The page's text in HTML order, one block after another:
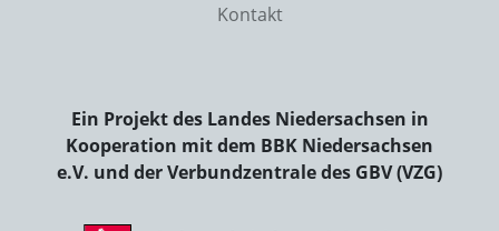
Kontakt
Ein Projekt des Landes Niedersachsen in
Kooperation mit dem BBK Niedersachsen
e.V. und der Verbundzentrale des GBV (VZG)